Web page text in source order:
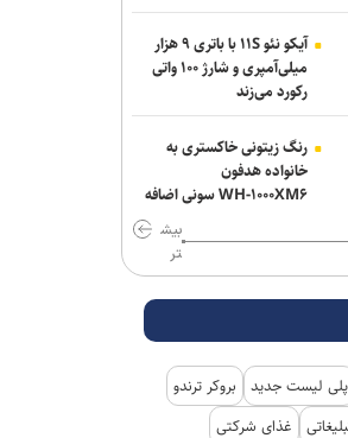
آیکو نئو ۱۱S با باتری ۹ هزار
میلی‌آمپری و شارژ ۱۰۰ واتی
رکورد می‌زند
رنگ زیتونی خاکستری به
خانواده هدفون
WH-۱۰۰۰XM۶ سونی اضافه
بیش
تر
پلی لیست جدید
بروکر ترندو
غذای شرکتی